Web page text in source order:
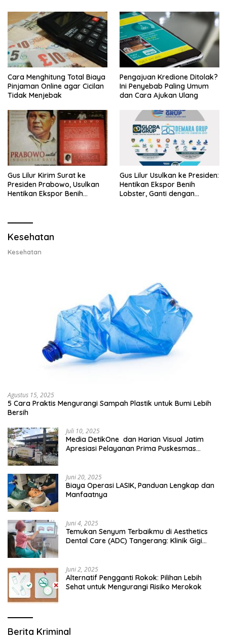
Cara Menghitung Total Biaya
Pinjaman Online agar Cicilan
Tidak Menjebak
Pengajuan Kredione Ditolak?
Ini Penyebab Paling Umum
dan Cara Ajukan Ulang
Gus Lilur Kirim Surat ke
Presiden Prabowo, Usulkan
Hentikan Ekspor Benih
Gus Lilur Usulkan ke Presiden:
Hentikan Ekspor Benih
Lobster, Ganti dengan
Kesehatan
Kesehatan
Agustus 15, 2025
5 Cara Praktis Mengurangi Sampah Plastik untuk Bumi Lebih
Bersih
Juli 10, 2025
Media DetikOne dan Harian Visual Jatim
Apresiasi Pelayanan Prima Puskesmas
Juni 20, 2025
Biaya Operasi LASIK, Panduan Lengkap dan
Manfaatnya
Juni 4, 2025
Temukan Senyum Terbaikmu di Aesthetics
Dental Care (ADC) Tangerang: Klinik Gigi
Juni 2, 2025
Alternatif Pengganti Rokok: Pilihan Lebih
Sehat untuk Mengurangi Risiko Merokok
Berita Kriminal